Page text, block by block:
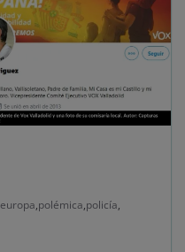
europa,polémica,policía,